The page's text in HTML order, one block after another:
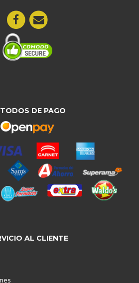
DE PAGO
AL CLIENTE